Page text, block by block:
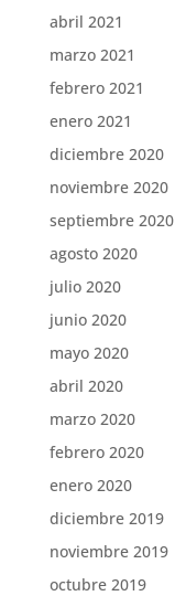
abril 2021
marzo 2021
febrero 2021
enero 2021
diciembre 2020
noviembre 2020
septiembre 2020
agosto 2020
julio 2020
junio 2020
mayo 2020
abril 2020
marzo 2020
febrero 2020
enero 2020
diciembre 2019
noviembre 2019
octubre 2019